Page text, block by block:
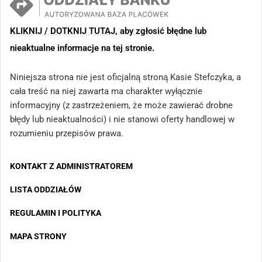
KLIKNIJ / DOTKNIJ TUTAJ, aby zgłosić błędne lub
nieaktualne informacje na tej stronie.
Niniejsza strona nie jest oficjalną stroną Kasie Stefczyka, a
cała treść na niej zawarta ma charakter wyłącznie
informacyjny (z zastrzeżeniem, że może zawierać drobne
błędy lub nieaktualności) i nie stanowi oferty handlowej w
rozumieniu przepisów prawa.
KONTAKT Z ADMINISTRATOREM
LISTA ODDZIAŁÓW
REGULAMIN I POLITYKA
MAPA STRONY